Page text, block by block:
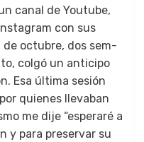
canal de Youtube,
con sus
de octubre, dos sem­
col­gó un anticipo
Esa últi­ma sesión
quienes llev­a­ban
me dije “esper­aré a
y para preser­var su